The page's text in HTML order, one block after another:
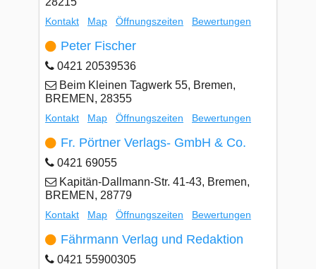
Kontakt Map Öffnungszeiten Bewertungen
Peter Fischer
0421 20539536
Beim Kleinen Tagwerk 55, Bremen,
BREMEN, 28355
Kontakt Map Öffnungszeiten Bewertungen
Fr. Pörtner Verlags- GmbH & Co.
0421 69055
Kapitän-Dallmann-Str. 41-43, Bremen,
BREMEN, 28779
Kontakt Map Öffnungszeiten Bewertungen
Fährmann Verlag und Redaktion
0421 55900305